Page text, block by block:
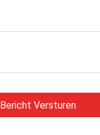
Bericht Versturen